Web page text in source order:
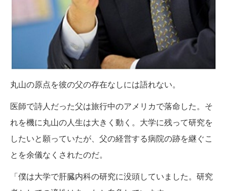
丸山の原点を彼の父の存在なしには語れない。
医師で詩人だった父は旅行中のアメリカで落命した。そ
れを機に丸山の人生は大きく動く。大学に残って研究を
したいと願っていたが、父の経営する病院の跡を継ぐこ
とを余儀なくされたのだ。
「僕は大学で肝臓内科の研究に没頭していました。研究